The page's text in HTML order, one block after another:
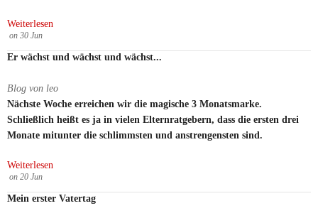
Weiterlesen
on 30 Jun
Er wächst und wächst und wächst...
Blog von leo
Nächste Woche erreichen wir die magische 3 Monatsmarke.
Schließlich heißt es ja in vielen Elternratgebern, dass die ersten drei
Monate mitunter die schlimmsten und anstrengensten sind.
Weiterlesen
on 20 Jun
Mein erster Vatertag